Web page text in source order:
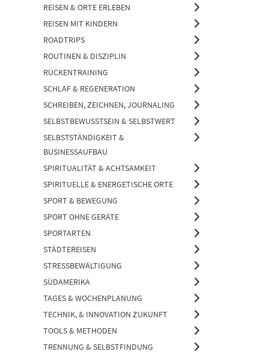
REISEN & ORTE ERLEBEN
REISEN MIT KINDERN
ROADTRIPS
ROUTINEN & DISZIPLIN
RÜCKENTRAINING
SCHLAF & REGENERATION
SCHREIBEN, ZEICHNEN, JOURNALING
SELBSTBEWUSSTSEIN & SELBSTWERT
SELBSTSTÄNDIGKEIT &
BUSINESSAUFBAU
SPIRITUALITÄT & ACHTSAMKEIT
SPIRITUELLE & ENERGETISCHE ORTE
SPORT & BEWEGUNG
SPORT OHNE GERÄTE
SPORTARTEN
STÄDTEREISEN
STRESSBEWÄLTIGUNG
SÜDAMERIKA
TAGES & WOCHENPLANUNG
TECHNIK, & INNOVATION ZUKUNFT
TOOLS & METHODEN
TRENNUNG & SELBSTFINDUNG